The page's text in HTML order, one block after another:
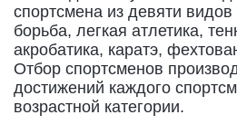
спортсмена из девяти видов
борьба, легкая атлетика,
акробатика, каратэ,
Отбор спортсменов
достижений каждого
возрастной категории.